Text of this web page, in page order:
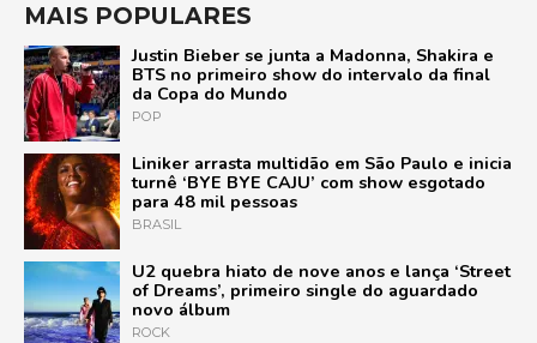
MAIS POPULARES
Justin Bieber se junta a Madonna, Shakira e
BTS no primeiro show do intervalo da final
da Copa do Mundo
POP
Liniker arrasta multidão em São Paulo e inicia
turnê ‘BYE BYE CAJU’ com show esgotado
para 48 mil pessoas
BRASIL
U2 quebra hiato de nove anos e lança ‘Street
of Dreams’, primeiro single do aguardado
novo álbum
ROCK